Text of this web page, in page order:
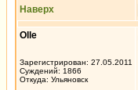
Наверх
Olle
Зарегистрирован: 27.05.2011
Суждений: 1866
Откуда: Ульяновск